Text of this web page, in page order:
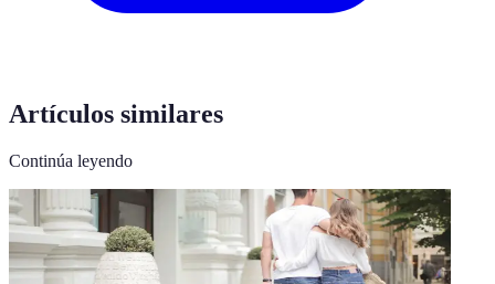
Artículos similares
Continúa leyendo